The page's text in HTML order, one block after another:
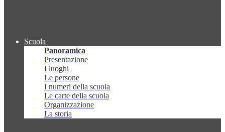
Scuola
Panoramica
Presentazione
I luoghi
Le persone
I numeri della scuola
Le carte della scuola
Organizzazione
La storia